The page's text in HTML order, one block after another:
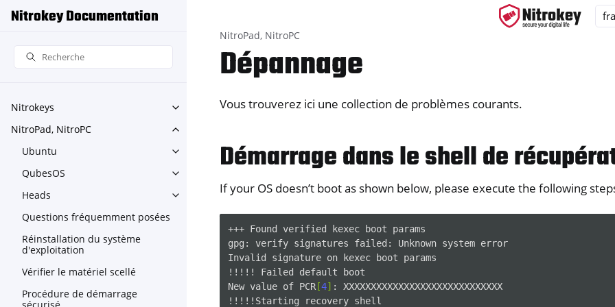
Nitrokey Documentation
Nitrokeys
Toggle navigation of Nitrokeys
NitroPad, NitroPC
Toggle navigation of NitroPad, NitroPC
Ubuntu
Toggle navigation of Ubuntu
QubesOS
Toggle navigation of QubesOS
Heads
Toggle navigation of Heads
Questions fréquemment posées
Réinstallation du système
d'exploitation
Vérifier le matériel scellé
Procédure de démarrage
NitroPad, NitroPC
Dépannage
Vous trouverez ici une collection de problèmes courants.
Démarrage dans le shell de
If your OS doesn’t boot as shown below, please execute the following
+++ Found verified kexec boot
params
gpg:
verify signatures failed: Unknown system error
Invalid
signature on kexec boot
params
!!!!!
Failed default
boot
New value of PCR [4] :
XXXXXXXXXXXXXXXXXXXXXXXXXXXXX
!!!!!Starting
recovery shell